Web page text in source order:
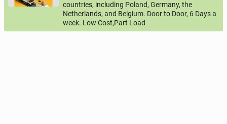
countries, including Poland, Germany, the
Netherlands, and Belgium. Door to Door, 6 Days a
week. Low Cost,Part Load